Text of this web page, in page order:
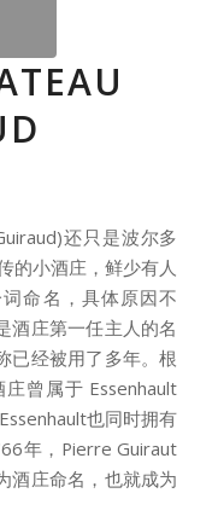
还只是波尔多
的小酒庄，鲜少有人
命名，具体原因不
酒庄第一任主人的名
已经被用了多年。根
曾属于 Essenhault
也同时拥有
年，Pierre Guiraut
酒庄命名，也就成为